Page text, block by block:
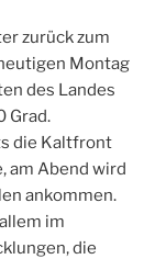
zurück zum
Montag
des Landes
Grad.
die Kaltfront
am Abend wird
ankommen.
im
die